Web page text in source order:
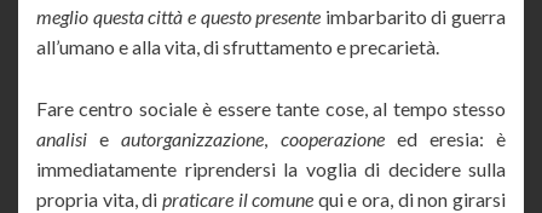
meglio questa città e questo presente imbarbarito di guerra
all’umano e alla vita, di sfruttamento e precarietà.
Fare centro sociale è essere tante cose, al tempo stesso
analisi eautorganizzazione, cooperazioneed eresia: è
immediatamente riprendersi la voglia di decidere sulla
propria vita, di praticare il comune qui e ora, di non girarsi